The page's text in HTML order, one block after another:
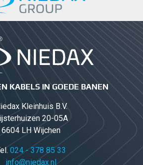
KABELS IN GOEDE BANEN
Kleinhuis B.V.
20-05A
6604 LH Wijchen
024 - 378 85 33
info@niedax.nl